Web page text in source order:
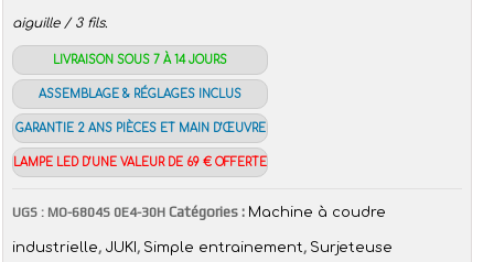
aiguille / 3 fils.
LIVRAISON SOUS 7 À 14 JOURS
ASSEMBLAGE & RÉGLAGES INCLUS
GARANTIE 2 ANS PIÈCES ET MAIN D’ŒUVRE
LAMPE LED D’UNE VALEUR DE 69 € OFFERTE
UGS : MO-6804S 0E4-30H Catégories : Machine à coudre
industrielle, JUKI, Simple entrainement, Surjeteuse